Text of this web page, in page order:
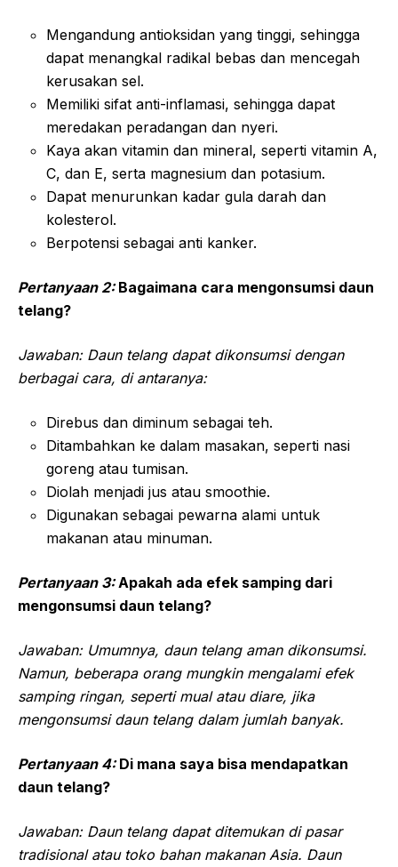
Mengandung antioksidan yang tinggi, sehingga
dapat menangkal radikal bebas dan mencegah
kerusakan sel.
Memiliki sifat anti-inflamasi, sehingga dapat
meredakan peradangan dan nyeri.
Kaya akan vitamin dan mineral, seperti vitamin A,
C, dan E, serta magnesium dan potasium.
Dapat menurunkan kadar gula darah dan
kolesterol.
Berpotensi sebagai anti kanker.
Pertanyaan 2:Bagaimana cara mengonsumsi daun
telang?
Jawaban: Daun telang dapat dikonsumsi dengan
berbagai cara, di antaranya:
Direbus dan diminum sebagai teh.
Ditambahkan ke dalam masakan, seperti nasi
goreng atau tumisan.
Diolah menjadi jus atau smoothie.
Digunakan sebagai pewarna alami untuk
makanan atau minuman.
Pertanyaan 3:Apakah ada efek samping dari
mengonsumsi daun telang?
Jawaban: Umumnya, daun telang aman dikonsumsi.
Namun, beberapa orang mungkin mengalami efek
samping ringan, seperti mual atau diare, jika
mengonsumsi daun telang dalam jumlah banyak.
Pertanyaan 4:Di mana saya bisa mendapatkan
daun telang?
Jawaban: Daun telang dapat ditemukan di pasar
tradisional atau toko bahan makanan Asia. Daun